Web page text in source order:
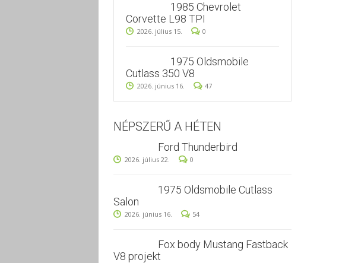
1985 Chevrolet
Corvette L98 TPI
2026. július 15. 0
1975 Oldsmobile
Cutlass 350 V8
2026. június 16. 47
NÉPSZERŰ A HÉTEN
Ford Thunderbird
2026. július 22. 0
1975 Oldsmobile Cutlass
Salon
2026. június 16. 54
Fox body Mustang Fastback
V8 projekt